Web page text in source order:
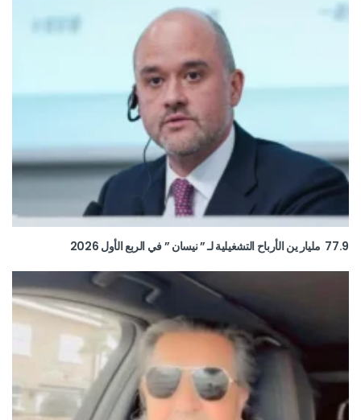
77.9 مليار ين الأرباح التشغيلية لـ ” نيسان ” في الربع الأول 2026